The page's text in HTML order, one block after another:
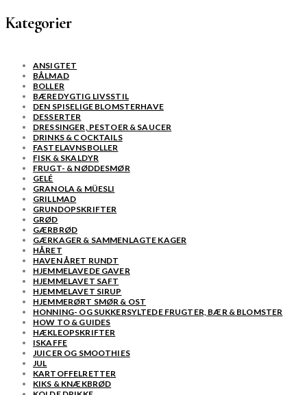
Kategorier
ANSIGTET
BÅLMAD
BOLLER
BÆREDYGTIG LIVSSTIL
DEN SPISELIGE BLOMSTERHAVE
DESSERTER
DRESSINGER, PESTOER & SAUCER
DRINKS & COCKTAILS
FASTELAVNSBOLLER
FISK & SKALDYR
FRUGT- & NØDDESMØR
GELÉ
GRANOLA & MÜESLI
GRILLMAD
GRUNDOPSKRIFTER
GRØD
GÆRBRØD
GÆRKAGER & SAMMENLAGTE KAGER
HÅRET
HAVEN ÅRET RUNDT
HJEMMELAVEDE GAVER
HJEMMELAVET SAFT
HJEMMELAVET SIRUP
HJEMMERØRT SMØR & OST
HONNING- OG SUKKERSYLTEDE FRUGTER, BÆR & BLOMSTER
HOW TO & GUIDES
HÆKLEOPSKRIFTER
ISKAFFE
JUICER OG SMOOTHIES
JUL
KARTOFFELRETTER
KIKS & KNÆKBRØD